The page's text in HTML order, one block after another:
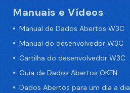
Manuais e Vídeos
Manual de Dados Abertos W3C
Manual do desenvolvedor W3C
Cartilha do desenvolvedor W3C
Guia de Dados Abertos OKFN
Dados Abertos para um dia a dia